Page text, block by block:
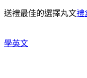
送禮最佳的選擇丸文禮
學英文